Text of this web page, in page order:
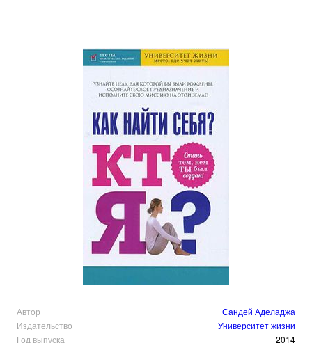
Автор
Сандей Аделаджа
Издательство
Университет жизни
Год выпуска
2014